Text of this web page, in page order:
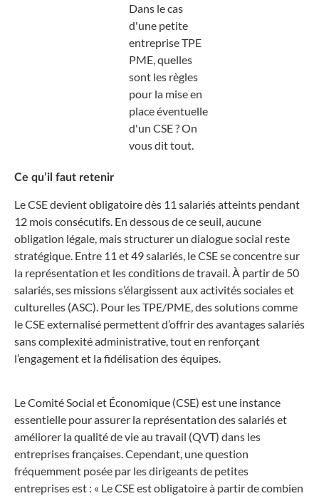
Dans le cas
d'une petite
entreprise TPE
PME, quelles
sont les règles
pour la mise en
place éventuelle
d'un CSE ? On
vous dit tout.
Ce qu’il faut retenir
Le CSE devient obligatoire dès 11 salariés atteints pendant
12 mois consécutifs. En dessous de ce seuil, aucune
obligation légale, mais structurer un dialogue social reste
stratégique. Entre 11 et 49 salariés, le CSE se concentre sur
la représentation et les conditions de travail. À partir de 50
salariés, ses missions s’élargissent aux activités sociales et
culturelles (ASC). Pour les TPE/PME, des solutions comme
le CSE externalisé permettent d’offrir des avantages salariés
sans complexité administrative, tout en renforçant
l’engagement et la fidélisation des équipes.
Le Comité Social et Économique (CSE) est une instance
essentielle pour assurer la représentation des salariés et
améliorer la qualité de vie au travail (QVT) dans les
entreprises françaises. Cependant, une question
fréquemment posée par les dirigeants de petites
entreprises est : « Le CSE est obligatoire à partir de combien